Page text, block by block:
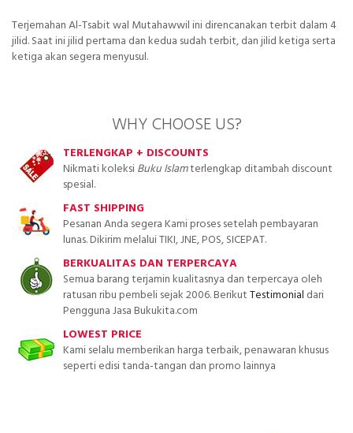
Terjemahan Al-Tsabit wal Mutahawwil ini direncanakan terbit dalam 4
jilid. Saat ini jilid pertama dan kedua sudah terbit, dan jilid ketiga serta
ketiga akan segera menyusul.
WHY CHOOSE US?
TERLENGKAP + DISCOUNTS
Nikmati koleksiBuku Islamterlengkap ditambah discount
spesial.
FAST SHIPPING
Pesanan Anda segera Kami proses setelah pembayaran
lunas. Dikirim melalui TIKI, JNE, POS, SICEPAT.
BERKUALITAS DAN TERPERCAYA
Semua barang terjamin kualitasnya dan terpercaya oleh
ratusan ribu pembeli sejak 2006. BerikutTestimonial dari
Pengguna Jasa Bukukita.com
LOWEST PRICE
Kami selalu memberikan harga terbaik, penawaran khusus
seperti edisi tanda-tangan dan promo lainnya